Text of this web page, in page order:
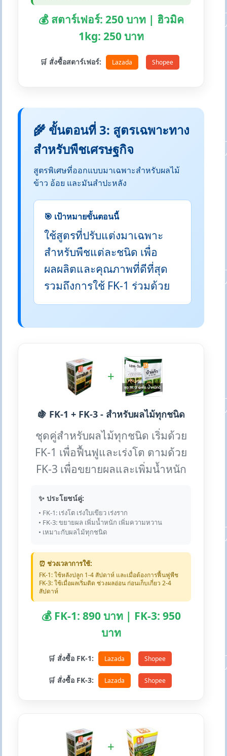
💰 สตาร์เฟอร์: 250 บาท | ฮิวมิค
1kg: 250 บาท
🛒 สั่งซื้อสตาร์เฟอร์: Lazada Shopee
🌾 ขั้นตอนที่ 3: สูตรเฉพาะทาง
สำหรับพืชเศรษฐกิจ
สูตรพิเศษที่ออกแบบมาเฉพาะสำหรับผลไม้
ข้าว อ้อย และมันสำปะหลัง
🎯 เป้าหมายขั้นตอนนี้
ใช้สูตรที่ปรับแต่งมาเฉพาะ
สำหรับพืชแต่ละชนิด เพื่อ
ผลผลิตและคุณภาพที่ดีที่สุด
รวมถึงการใช้ FK-1 ร่วมด้วย
+
🍇 FK-1 + FK-3 - สำหรับผลไม้ทุกชนิด
ชุดคู่สำหรับผลไม้ทุกชนิด เริ่มด้วย
FK-1 เพื่อฟื้นฟูและเร่งโต ตามด้วย
FK-3 เพื่อขยายผลและเพิ่มน้ำหนัก
✨ ประโยชน์คู่:
• FK-1: เร่งโต เร่งใบเขียว เร่งราก
• FK-3: ขยายผล เพิ่มน้ำหนัก เพิ่มความหวาน
• เหมาะกับผลไม้ทุกชนิด
⏰ ช่วงเวลาการใช้:
FK-1: ใช้หลังปลูก 1-4 สัปดาห์ และเมื่อต้องการฟื้นฟูพืช
FK-3: ใช้เมื่อผลเริ่มติด ช่วงผลอ่อน ก่อนเก็บเกี่ยว 2-4
สัปดาห์
💰 FK-1: 890 บาท | FK-3: 950
บาท
🛒 สั่งซื้อ FK-1: Lazada Shopee
🛒 สั่งซื้อ FK-3: Lazada Shopee
+